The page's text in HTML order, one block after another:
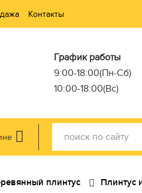
Контакты
График работы
9:00-18:00(Пн-Сб)
10:00-18:00(Вс)
плинтус Плинтус